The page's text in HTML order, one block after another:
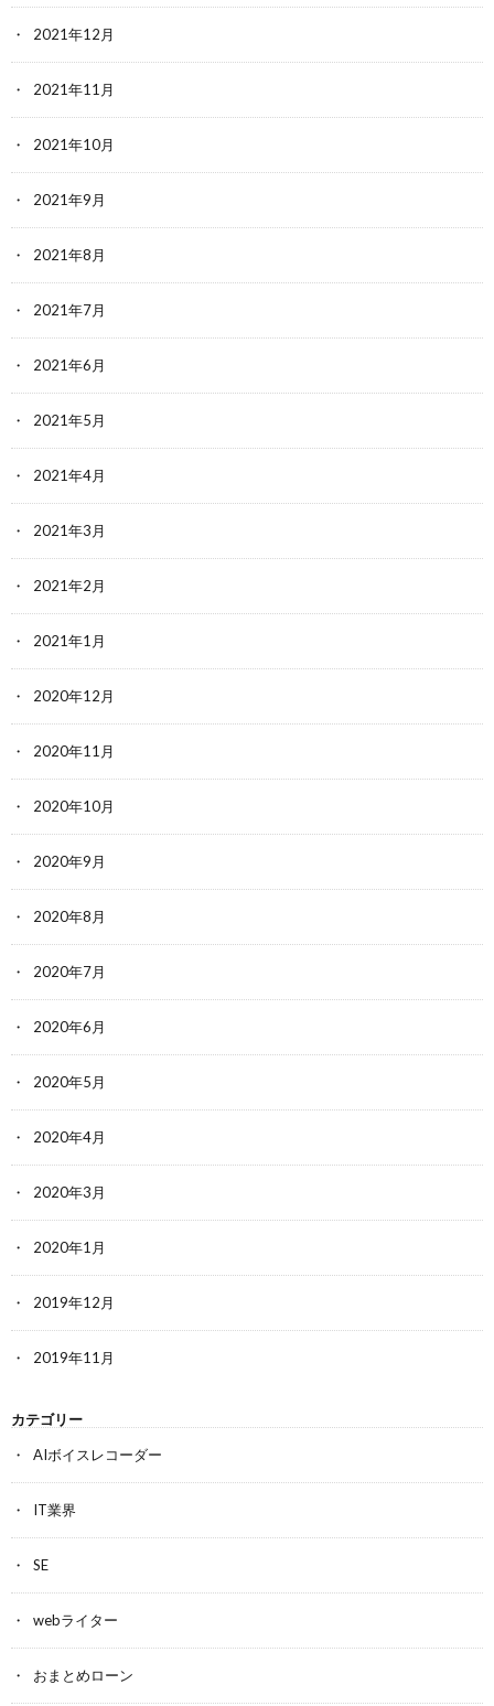
2021年12月
2021年11月
2021年10月
2021年9月
2021年8月
2021年7月
2021年6月
2021年5月
2021年4月
2021年3月
2021年2月
2021年1月
2020年12月
2020年11月
2020年10月
2020年9月
2020年8月
2020年7月
2020年6月
2020年5月
2020年4月
2020年3月
2020年1月
2019年12月
2019年11月
カテゴリー
AIボイスレコーダー
IT業界
SE
webライター
おまとめローン